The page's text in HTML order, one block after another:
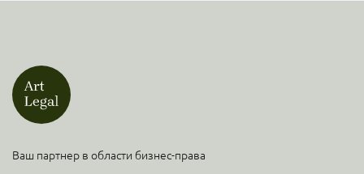
Ваш партнер в области бизнес-права